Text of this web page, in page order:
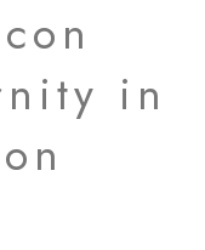
in